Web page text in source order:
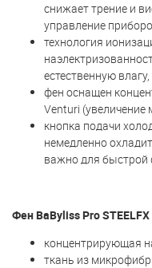
снижает трение и
управление
технология
естественную
фен оснащен
Venturi (увеличение
кнопка подачи
немедленно
важно для быстрой
Фен BaByliss Pro
концентрирующая
ткань из